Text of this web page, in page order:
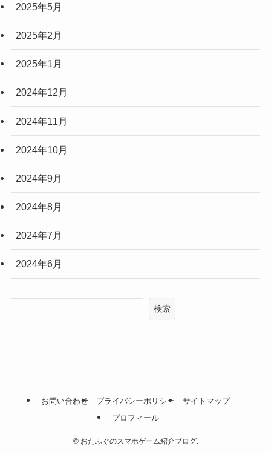
(2)
2025年5月
2025年2月
2025年1月
2024年12月
2024年11月
2024年10月
2024年9月
2024年8月
2024年7月
2024年6月
検索
お問い合わせ プライバシーポリシー
サイトマップ
プロフィール
©おたふぐのスマホゲーム紹介ブログ.